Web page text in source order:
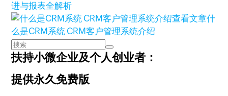
进与报表全解析
查看文章什
么是CRM系统 CRM客户管理系统介绍
扶持小微企业及个人创业者：
提供永久免费版